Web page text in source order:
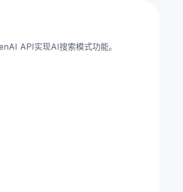
API实现AI搜索模式功能。